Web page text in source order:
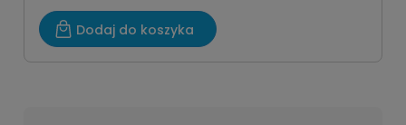
Dodaj do koszyka